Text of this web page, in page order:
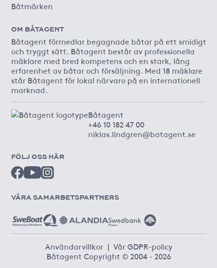
Båtmärken
OM BÅTAGENT
Båtagent förmedlar begagnade båtar på ett smidigt
och tryggt sätt. Båtagent består av professionella
mäklare med bred kompetens och en stark, lång
erfarenhet av båtar och försäljning. Med 18 mäklare
står Båtagent för lokal närvaro på en internationell
marknad.
Båtagent
+46 10 182 47 00
niklas.lindgren@batagent.se
FÖLJ OSS HÄR
VÅRA SAMARBETSPARTNERS
Användarvillkor | Vår GDPR-policy
Båtagent Copyright © 2004 - 2026